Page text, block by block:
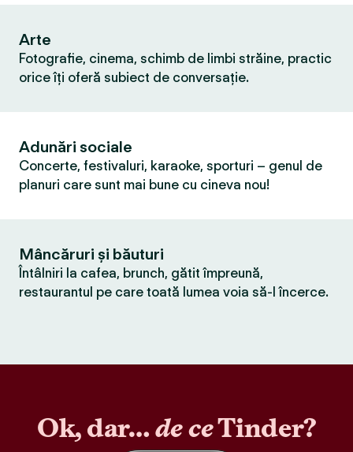
Arte
Fotografie, cinema, schimb de limbi străine, practic
orice îți oferă subiect de conversație.
Adunări sociale
Concerte, festivaluri, karaoke, sporturi – genul de
planuri care sunt mai bune cu cineva nou!
Mâncăruri și băuturi
Întâlniri la cafea, brunch, gătit împreună,
restaurantul pe care toată lumea voia să-l încerce.
Ok, dar…de ceTinder?